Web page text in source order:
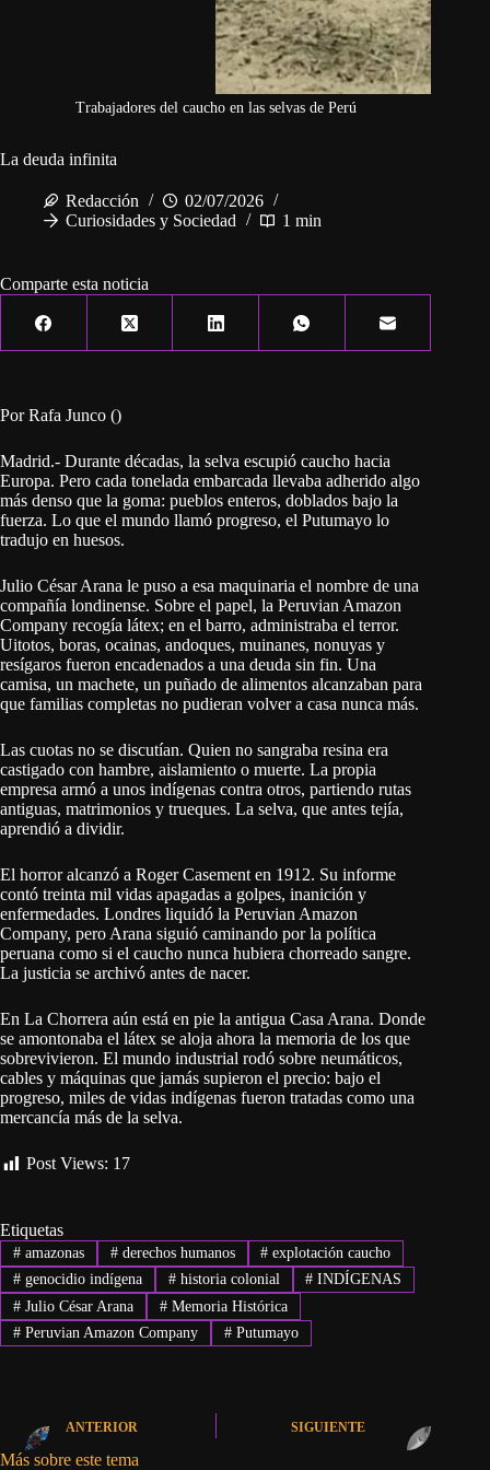
Trabajadores del caucho en las selvas de Perú
La deuda infinita
Redacción
02/07/2026
Curiosidades y Sociedad
1 min
Comparte esta noticia
Por Rafa Junco ()
Madrid.- Durante décadas, la selva escupió caucho hacia
Europa. Pero cada tonelada embarcada llevaba adherido algo
más denso que la goma: pueblos enteros, doblados bajo la
fuerza. Lo que el mundo llamó progreso, el Putumayo lo
tradujo en huesos.
Julio César Arana le puso a esa maquinaria el nombre de una
compañía londinense. Sobre el papel, la Peruvian Amazon
Company recogía látex; en el barro, administraba el terror.
Uitotos, boras, ocainas, andoques, muinanes, nonuyas y
resígaros fueron encadenados a una deuda sin fin. Una
camisa, un machete, un puñado de alimentos alcanzaban para
que familias completas no pudieran volver a casa nunca más.
Las cuotas no se discutían. Quien no sangraba resina era
castigado con hambre, aislamiento o muerte. La propia
empresa armó a unos indígenas contra otros, partiendo rutas
antiguas, matrimonios y trueques. La selva, que antes tejía,
aprendió a dividir.
El horror alcanzó a Roger Casement en 1912. Su informe
contó treinta mil vidas apagadas a golpes, inanición y
enfermedades. Londres liquidó la Peruvian Amazon
Company, pero Arana siguió caminando por la política
peruana como si el caucho nunca hubiera chorreado sangre.
La justicia se archivó antes de nacer.
En La Chorrera aún está en pie la antigua Casa Arana. Donde
se amontonaba el látex se aloja ahora la memoria de los que
sobrevivieron. El mundo industrial rodó sobre neumáticos,
cables y máquinas que jamás supieron el precio: bajo el
progreso, miles de vidas indígenas fueron tratadas como una
mercancía más de la selva.
Post Views: 17
Etiquetas
#amazonas #derechos humanos # explotación caucho
#genocidio indígena #historia colonial # INDÍGENAS
#Julio César Arana #Memoria Histórica
#Peruvian Amazon Company #Putumayo
ANTERIOR SIGUIENTE
Más sobre este tema